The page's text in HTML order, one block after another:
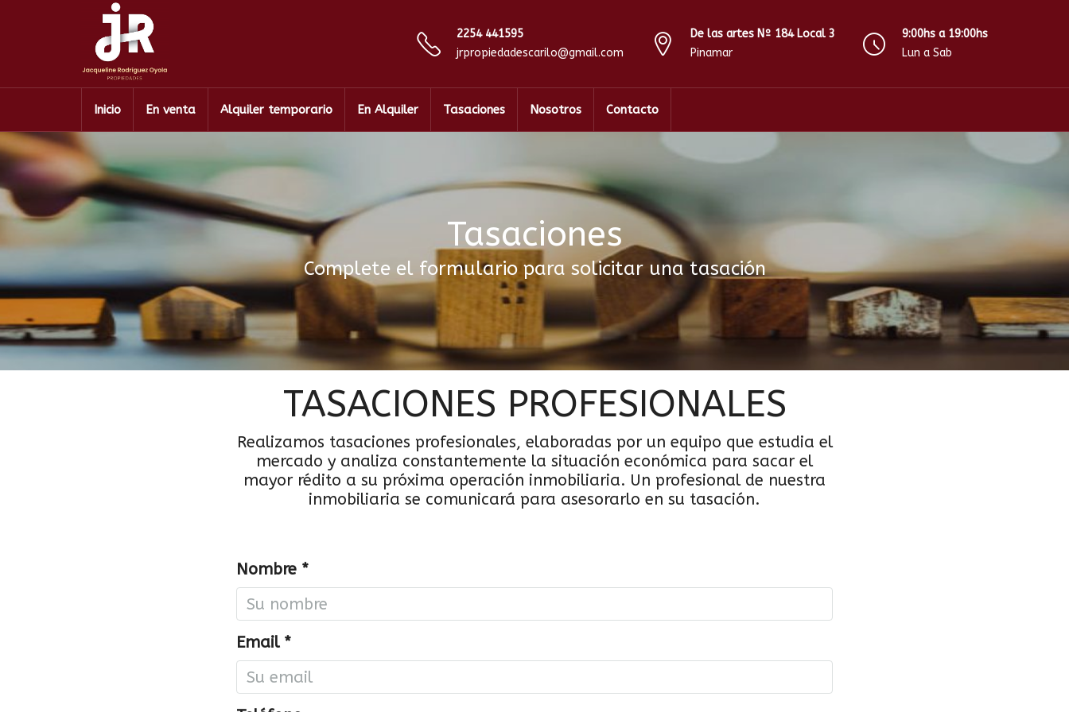
2254 441595
jrpropiedadescarilo@gmail.com
De las artes Nº 184 Local 3
Pinamar
9:00hs a 19:00hs
Lun a Sab
Inicio En venta Alquiler temporario En Alquiler Tasaciones Nosotros Contacto
Tasaciones
Complete el formulario para solicitar una tasación
TASACIONES PROFESIONALES
Realizamos tasaciones profesionales, elaboradas por un equipo que estudia el
mercado y analiza constantemente la situación económica para sacar el
mayor rédito a su próxima operación inmobiliaria. Un profesional de nuestra
inmobiliaria se comunicará para asesorarlo en su tasación.
Nombre *
Email *